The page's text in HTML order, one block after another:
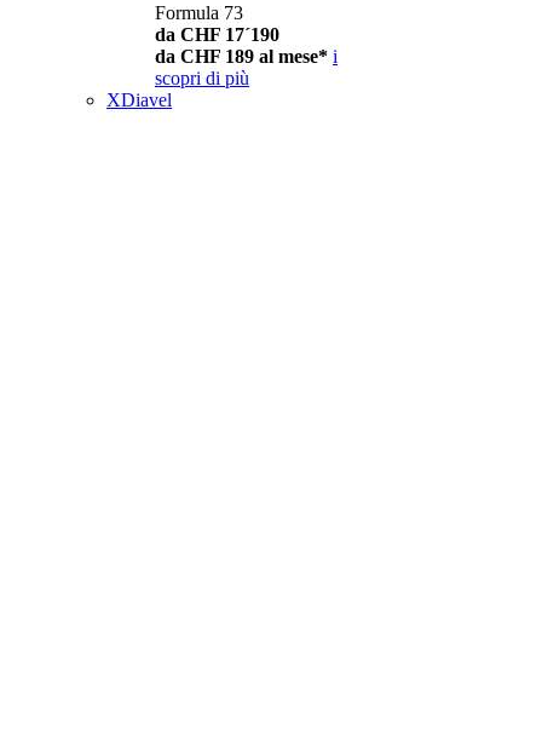
Formula 73
da CHF 17´190
da CHF 189 al mese* i
scopri di più
XDiavel